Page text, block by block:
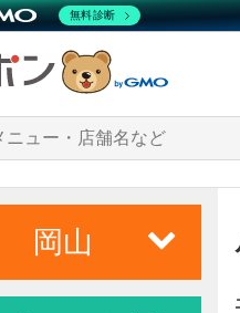
岡山
無料診断